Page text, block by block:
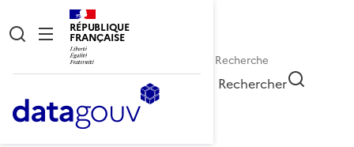
RÉPUBLIQUE
FRANÇAISE
Rechercher